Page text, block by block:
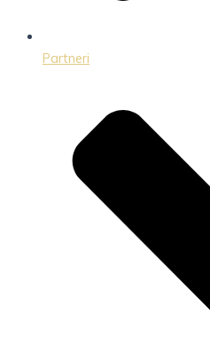
Partneri